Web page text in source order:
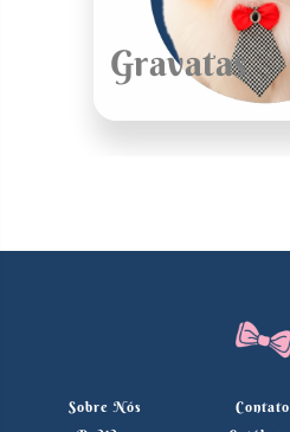
Gravatas
Sobre Nós Contato